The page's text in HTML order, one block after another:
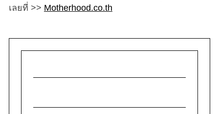
เลยที่ >> Motherhood.co.th